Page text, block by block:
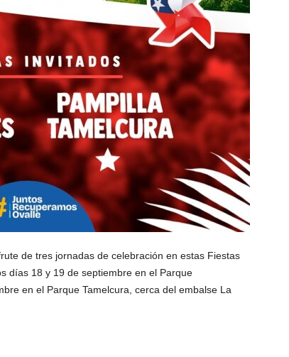
de tres jornadas de celebración en estas Fiestas
días 18 y 19 de septiembre en el Parque
en el Parque Tamelcura, cerca del embalse La